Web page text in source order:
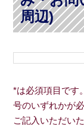
周辺)
*は必須項目です
号のいずれかが必
ご記入いただい